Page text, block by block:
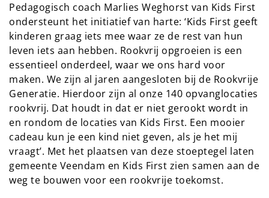
Pedagogisch coach Marlies Weghorst van Kids First
ondersteunt het initiatief van harte: ‘Kids First geeft
kinderen graag iets mee waar ze de rest van hun
leven iets aan hebben. Rookvrij opgroeien is een
essentieel onderdeel, waar we ons hard voor
maken. We zijn al jaren aangesloten bij de Rookvrije
Generatie. Hierdoor zijn al onze 140 opvanglocaties
rookvrij. Dat houdt in dat er niet gerookt wordt in
en rondom de locaties van Kids First. Een mooier
cadeau kun je een kind niet geven, als je het mij
vraagt’. Met het plaatsen van deze stoeptegel laten
gemeente Veendam en Kids First zien samen aan de
weg te bouwen voor een rookvrije toekomst.